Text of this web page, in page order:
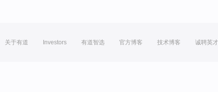
关于有道 Investors 有道智选 官方博客 技术博客 诚聘英才